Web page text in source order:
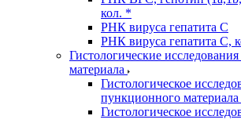
кол. *
РНК вируса гепатита C
РНК вируса гепатита C,
Гистологические
материала
Гистологическое
пункционного
Гистологическое